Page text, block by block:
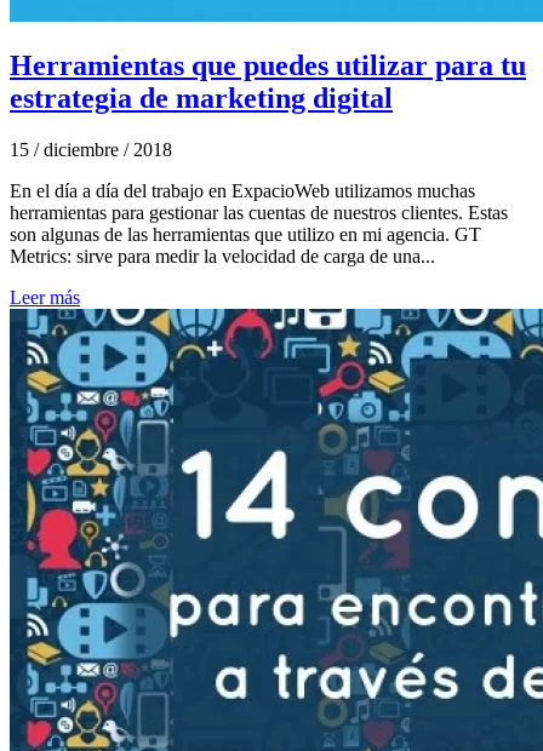
Herramientas que puedes utilizar para tu
estrategia de marketing digital
15 / diciembre / 2018
En el día a día del trabajo en ExpacioWeb utilizamos muchas
herramientas para gestionar las cuentas de nuestros clientes. Estas
son algunas de las herramientas que utilizo en mi agencia. GT
Metrics: sirve para medir la velocidad de carga de una...
Leer más